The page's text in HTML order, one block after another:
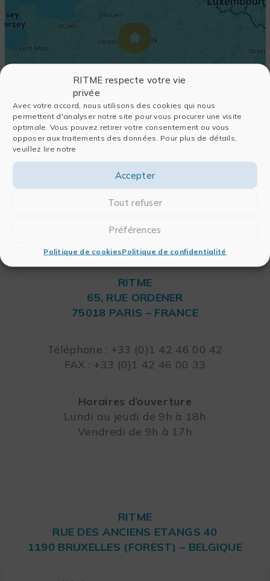
RITME respecte votre vie
privée
Avec votre accord, nous utilisons des cookies qui nous
permettent d'analyser notre site pour vous procurer une visite
optimale. Vous pouvez retirer votre consentement ou vous
opposer aux traitements des données. Pour plus de détails,
veuillez lire notre
Accepter
Tout refuser
Préférences
Politique de cookiesPolitique de confidentialité
RITME
65, RUE ORDENER
75018 PARIS – FRANCE
Téléphone : +33 (0)1 42 46 00 42
FAX : +33 (0)1 42 46 00 33
Horaires d’ouverture
Lundi au jeudi de 9h à 18h
Vendredi de 9h à 17h
RITME
RUE DES ANCIENS ETANGS 40
1190 BRUXELLES (FOREST) – BELGIQUE